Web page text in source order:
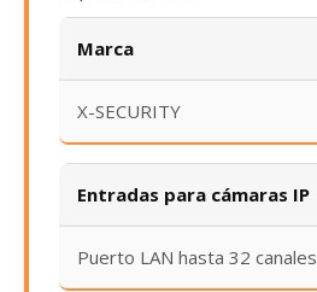
Marca
X-SECURITY
Entradas para cámaras IP
Puerto LAN hasta 32 canales